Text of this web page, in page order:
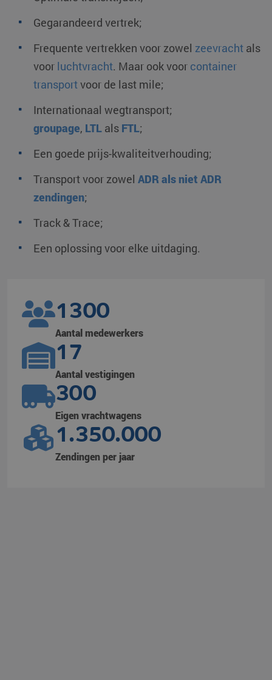
Gegarandeerd vertrek;
Frequente vertrekken voor zowel zeevracht als
voor luchtvracht. Maar ook voor container
transportvoor de last mile;
Internationaal wegtransport;
groupage, LTL als FTL;
Een goede prijs-kwaliteitverhouding;
Transport voor zowel ADR als niet ADR
zendingen;
Track & Trace;
Een oplossing voor elke uitdaging.
1300
Aantal medewerkers
17
Aantal vestigingen
300
Eigen vrachtwagens
1.350.000
Zendingen per jaar